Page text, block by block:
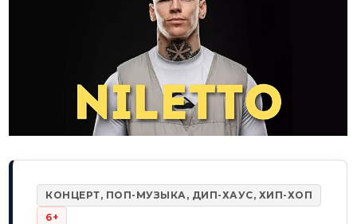
КОНЦЕРТ, ПОП-МУЗЫКА, ДИП-ХАУС, ХИП-ХОП
6+